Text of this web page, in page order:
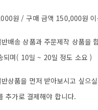
원 / 구매 금액 150,000원 이
과 주문제작 상품을 함께
되며( 10일 ~ 20일 정도 소요 )
저 받아보시고 싶으실 경
추가로 결제해야 합니다.